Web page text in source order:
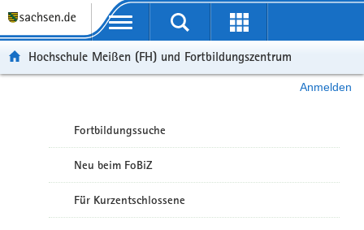
Portalübergreifende Navigation
Hochschule Meißen (FH) und Fortbildungszentrum
Anmelden
Fortbildungssuche
Neu beim FoBiZ
Für Kurzentschlossene